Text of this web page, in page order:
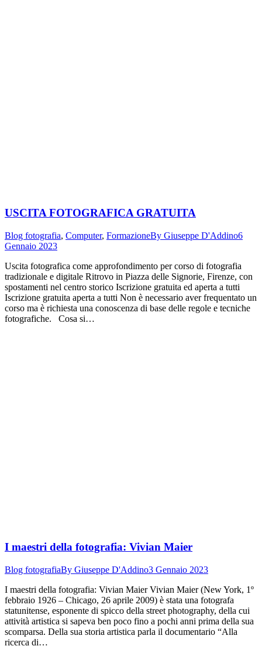
USCITA FOTOGRAFICA GRATUITA
Blog fotografia, Computer, FormazioneBy Giuseppe D'Addino6
Gennaio 2023
Uscita fotografica come approfondimento per corso di fotografia
tradizionale e digitale Ritrovo in Piazza delle Signorie, Firenze, con
spostamenti nel centro storico Iscrizione gratuita ed aperta a tutti
Iscrizione gratuita aperta a tutti Non è necessario aver frequentato un
corso ma è richiesta una conoscenza di base delle regole e tecniche
fotografiche. Cosa si…
I maestri della fotografia: Vivian Maier
Blog fotografiaBy Giuseppe D'Addino3 Gennaio 2023
I maestri della fotografia: Vivian Maier Vivian Maier (New York, 1º
febbraio 1926 – Chicago, 26 aprile 2009) è stata una fotografa
statunitense, esponente di spicco della street photography, della cui
attività artistica si sapeva ben poco fino a pochi anni prima della sua
scomparsa. Della sua storia artistica parla il documentario “Alla
ricerca di…